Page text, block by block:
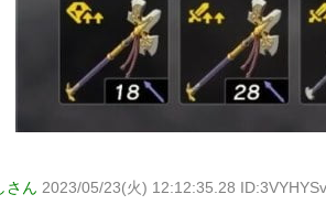
さん 2023/05/23(火) 12:12:35.28